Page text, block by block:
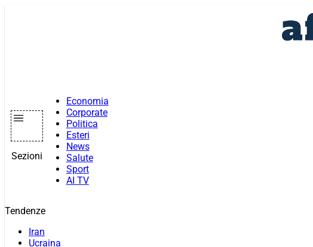
Sezioni
Economia
Corporate
Politica
Esteri
News
Salute
Sport
AI TV
Tendenze
Iran
Ucraina